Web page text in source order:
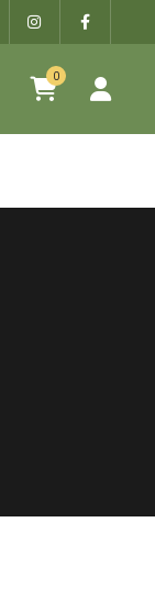
0